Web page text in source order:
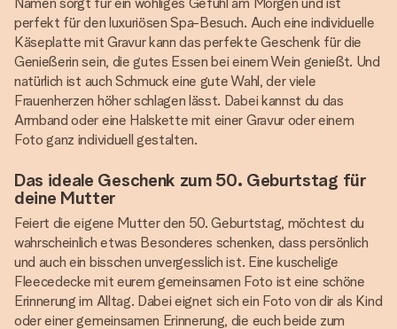
perfekt für den luxuriösen Spa-Besuch. Auch eine individuelle
Käseplatte mit Gravur kann das perfekte Geschenk für die
Genießerin sein, die gutes Essen bei einem Wein genießt. Und
natürlich ist auch Schmuck eine gute Wahl, der viele
Frauenherzen höher schlagen lässt. Dabei kannst du das
Armband oder eine Halskette mit einer Gravur oder einem
Foto ganz individuell gestalten.
Das ideale Geschenk zum 50. Geburtstag für
deine Mutter
Feiert die eigene Mutter den 50. Geburtstag, möchtest du
wahrscheinlich etwas Besonderes schenken, dass persönlich
und auch ein bisschen unvergesslich ist. Eine kuschelige
Fleecedecke mit eurem gemeinsamen Foto ist eine schöne
Erinnerung im Alltag. Dabei eignet sich ein Foto von dir als Kind
oder einer gemeinsamen Erinnerung, die euch beide zum